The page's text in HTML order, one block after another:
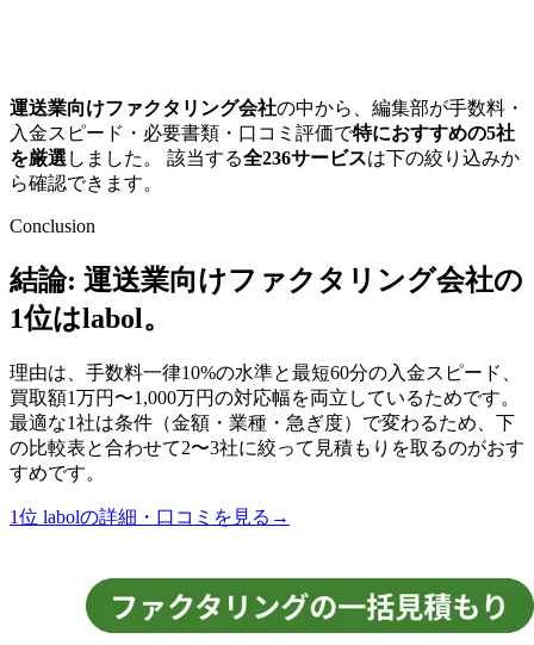
運送業向けファクタリング会社の中から、編集部が手数料・
入金スピード・必要書類・口コミ評価で特におすすめの5社
を厳選 しました。 該当する全236サービスは下の絞り込みか
ら確認できます。
Conclusion
結論: 運送業向けファクタリング会社の
1位はlabol。
理由は、 手数料一律10%の水準と最短60分の入金スピード、
買取額1万円〜1,000万円の対応幅を両立しているためです。
最適な1社は条件（金額・業種・急ぎ度）で変わるため、下
の比較表と合わせて2〜3社に絞って見積もりを取るのがおす
すめです。
1位 labolの詳細・口コミを見る →